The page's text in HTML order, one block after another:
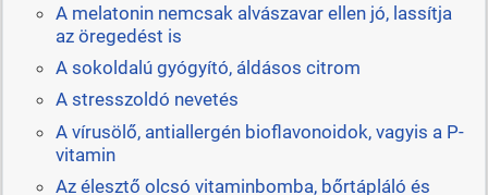
A melatonin nemcsak alvászavar ellen jó, lassítja
az öregedést is
A sokoldalú gyógyító, áldásos citrom
A stresszoldó nevetés
A vírusölő, antiallergén bioflavonoidok, vagyis a P-
vitamin
Az élesztő olcsó vitaminbomba, bőrtápláló és